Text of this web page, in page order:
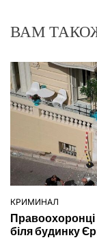
ВАМ
ОПУБЛІКУВАТИ
КРИМИНАЛ
біля будинку